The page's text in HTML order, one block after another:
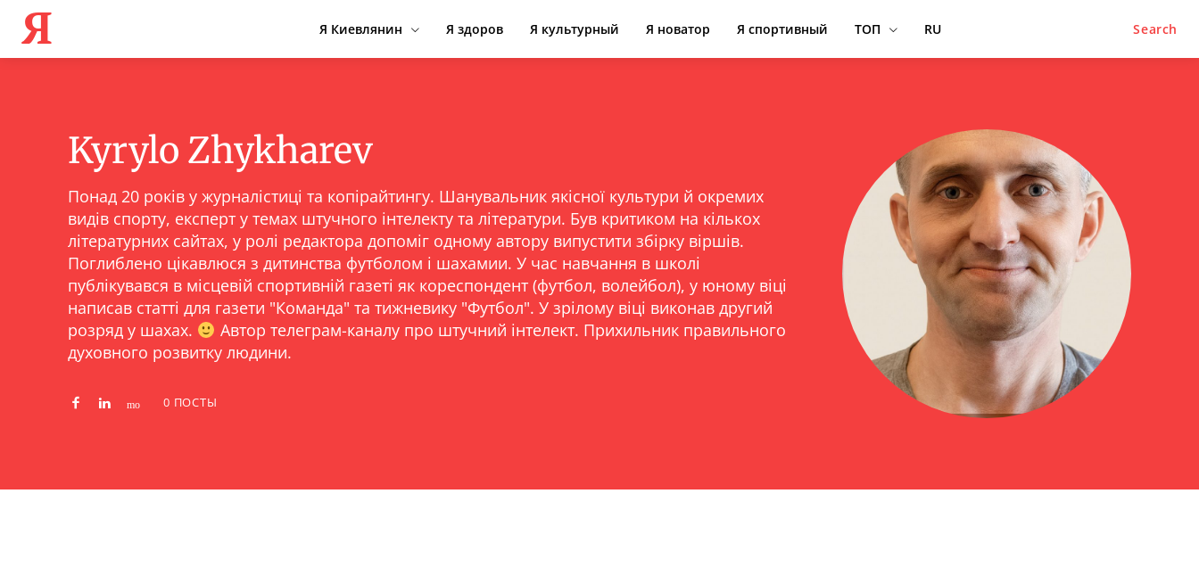
Я Я Киевлянин Я здоров Я культурный Я новатор Я спортивный ТОП RU Search
Kyrylo Zhykharev
Понад 20 років у журналістиці та копірайтингу. Шанувальник якісної культури й окремих
видів спорту, експерт у темах штучного інтелекту та літератури. Був критиком на кількох
літературних сайтах, у ролі редактора допоміг одному автору випустити збірку віршів.
Поглиблено цікавлюся з дитинства футболом і шахамии. У час навчання в школі
публікувався в місцевій спортивній газеті як кореспондент (футбол, волейбол), у юному віці
написав статті для газети "Команда" та тижневику "Футбол". У зрілому віці виконав другий
розряд у шахах.
Автор телеграм-каналу про штучний інтелект. Прихильник правильного
духовного розвитку людини.
0 ПОСТЫ